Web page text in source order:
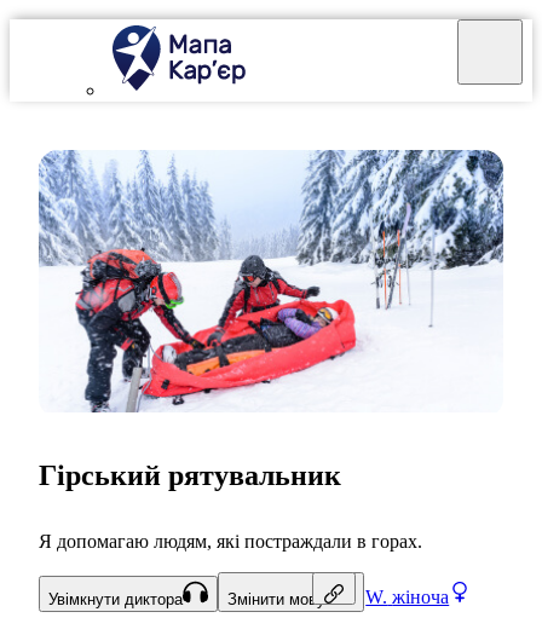
W. жіноча
Гірський рятувальник
Я допомагаю людям, які постраждали в горах.
Увімкнути диктора Змінити мову